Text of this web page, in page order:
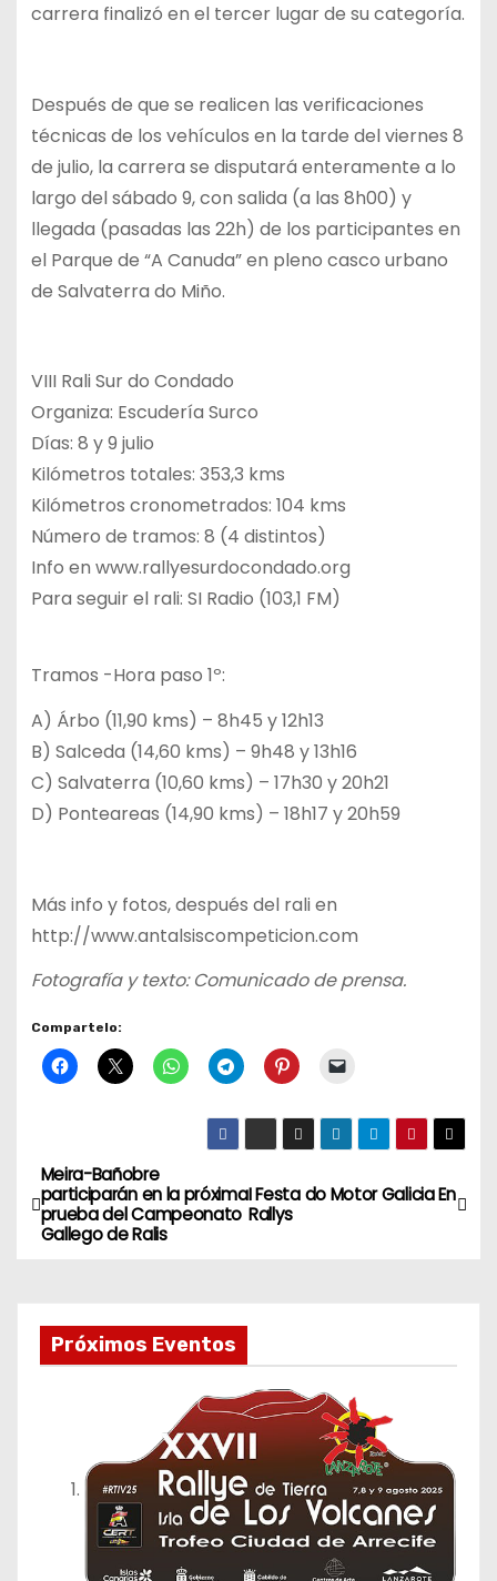
carrera finalizó en el tercer lugar de su categoría.
Después de que se realicen las verificaciones
técnicas de los vehículos en la tarde del viernes 8
de julio, la carrera se disputará enteramente a lo
largo del sábado 9, con salida (a las 8h00) y
llegada (pasadas las 22h) de los participantes en
el Parque de “A Canuda” en pleno casco urbano
de Salvaterra do Miño.
VIII Rali Sur do Condado
Organiza: Escudería Surco
Días: 8 y 9 julio
Kilómetros totales: 353,3 kms
Kilómetros cronometrados: 104 kms
Número de tramos: 8 (4 distintos)
Info en www.rallyesurdocondado.org
Para seguir el rali: SI Radio (103,1 FM)
Tramos -Hora paso 1º:
A) Árbo (11,90 kms) – 8h45 y 12h13
B) Salceda (14,60 kms) – 9h48 y 13h16
C) Salvaterra (10,60 kms) – 17h30 y 20h21
D) Ponteareas (14,90 kms) – 18h17 y 20h59
Más info y fotos, después del rali en
http://www.antalsiscompeticion.com
Fotografía y texto: Comunicado de prensa.
Compartelo:
N
a
e
g
I Festa do Motor Galicia En
Rallys
Meira-Bañobre
participarán en la próxima
prueba del Campeonato
Gallego de Ralis
Próximos Eventos